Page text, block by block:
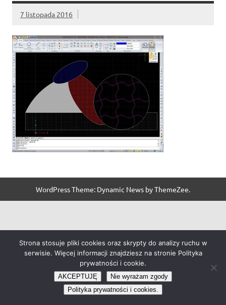
7 listopada 2016
WordPress Theme: Dynamic News by ThemeZee.
Strona stosuje pliki cookies oraz skrypty do analizy ruchu w
serwisie. Więcej informacji znajdziesz na stronie Polityka
prywatności i cookie.
AKCEPTUJĘ
Nie wyrażam zgody
Polityka prywatności i cookies.